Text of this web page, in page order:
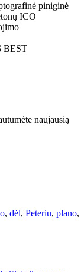
piniginė
ICO
BEST
naujausią
, dėl, Peteriu, plano,